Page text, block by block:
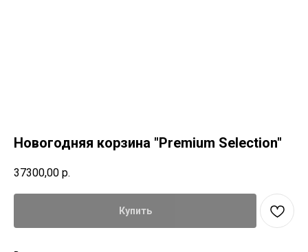
Новогодняя корзина "Premium Selection"
37300,00 р.
Купить